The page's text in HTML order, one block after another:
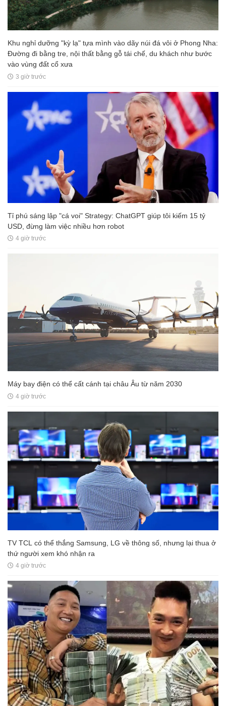
Khu nghỉ dưỡng "kỳ lạ" tựa mình vào dãy núi đá vôi ở Phong Nha:
Đường đi bằng tre, nội thất bằng gỗ tái chế, du khách như bước
vào vùng đất cổ xưa
3 giờ trước
Tỉ phú sáng lập "cá voi" Strategy: ChatGPT giúp tôi kiếm 15 tỷ
USD, đừng làm việc nhiều hơn robot
4 giờ trước
Máy bay điện có thể cất cánh tại châu Âu từ năm 2030
4 giờ trước
TV TCL có thể thắng Samsung, LG về thông số, nhưng lại thua ở
thứ người xem khó nhận ra
4 giờ trước